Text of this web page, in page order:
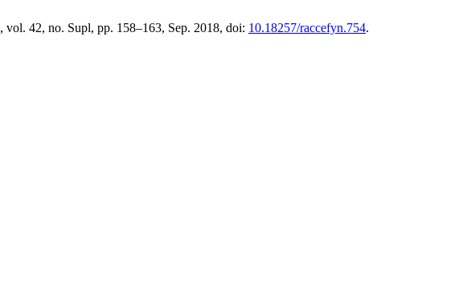
, vol. 42, no. Supl, pp. 158–163, Sep. 2018, doi: 10.18257/raccefyn.754.